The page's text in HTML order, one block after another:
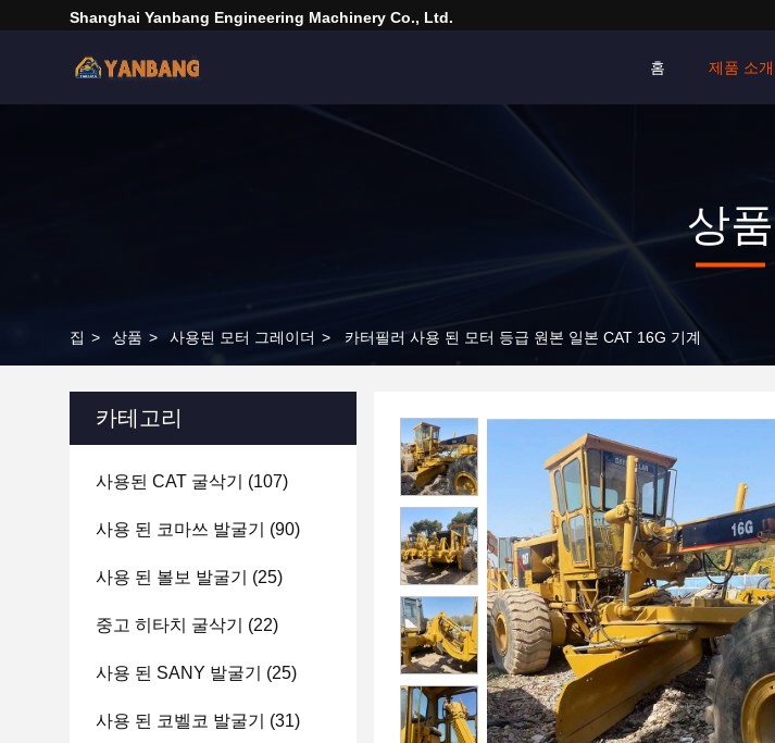
Shanghai Yanbang Engineering Machinery Co., Ltd.
홈 제품 소개
상품
집 > 상품 > 사용된 모터 그레이더 > 카터필러 사용 된 모터 등급 원본 일본 CAT 16G 기계
카테고리
사용된 CAT 굴삭기 (107)
사용 된 코마쓰 발굴기 (90)
사용 된 볼보 발굴기 (25)
중고 히타치 굴삭기 (22)
사용 된 SANY 발굴기 (25)
사용 된 코벨코 발굴기 (31)